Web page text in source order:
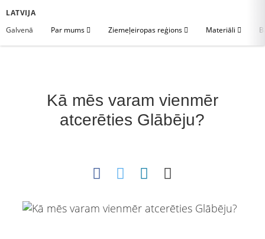
LATVIJA
Galvenā
Par mums Ziemeļeiropas reģions Materiāli
Kā mēs varam vienmēr
atcerēties Glābēju?